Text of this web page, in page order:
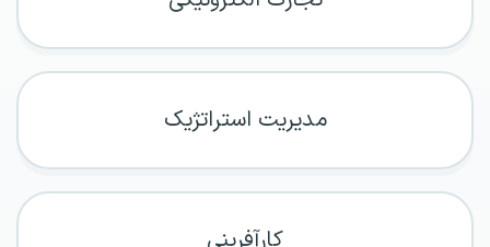
مدیریت استراتژیک
کارآفرینی